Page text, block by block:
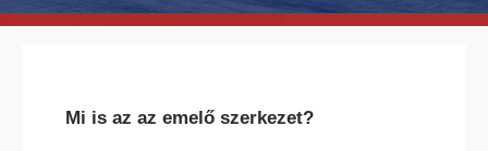
Mi is az az emelő szerkezet?